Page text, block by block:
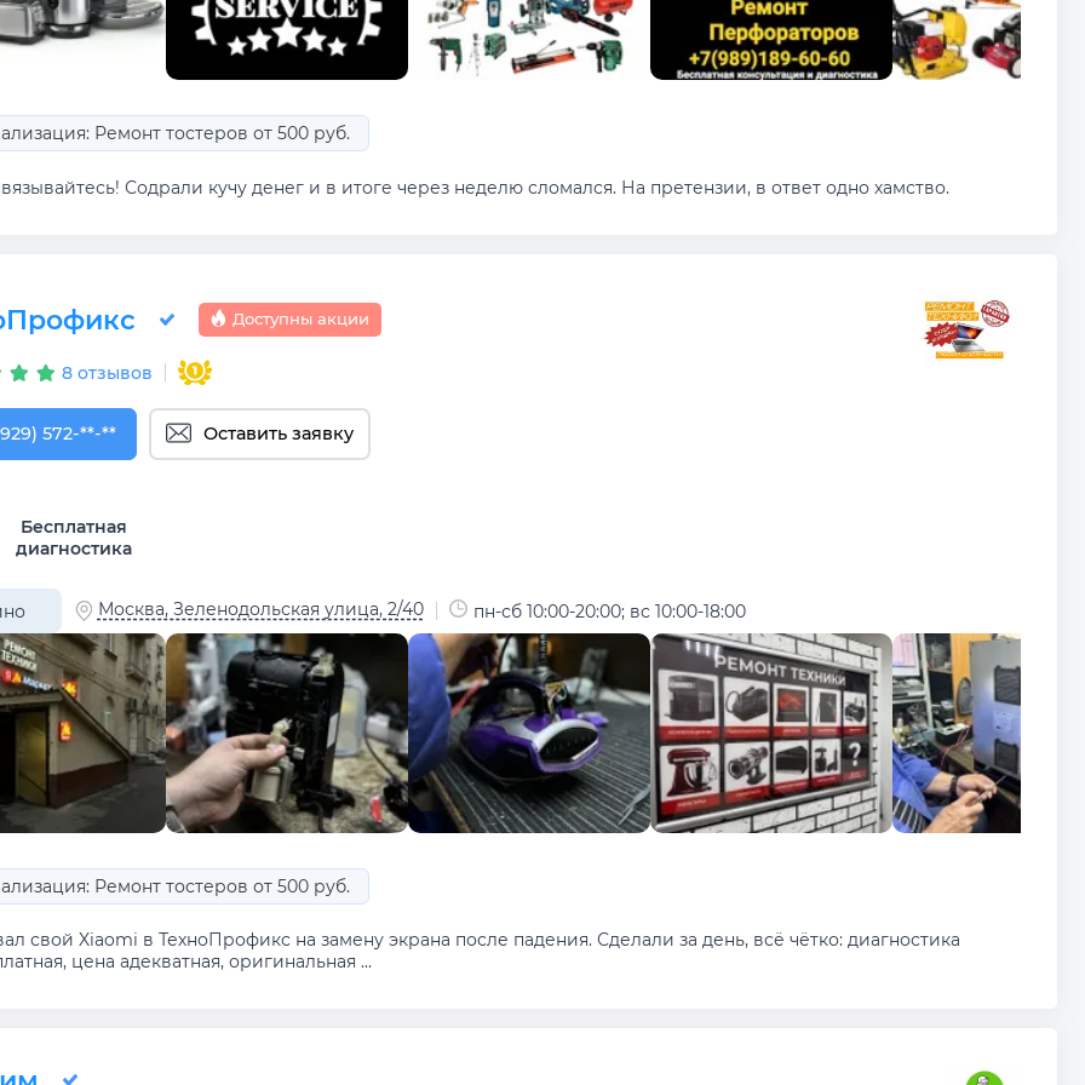
Ремонт тостеров от 500 руб.
Содрали кучу денег и в итоге через неделю сломался. На претензии, в ответ одно хамство.
Доступны акции
8 отзывов
572-29-54
572-**-** Оставить заявку
Бесплатная
диагностика
Москва, Зеленодольская улица, 2/40 пн-сб 10:00-20:00; вс 10:00-18:00
Ремонт тостеров от 500 руб.
свой Xiaomi в ТехноПрофикс на замену экрана после падения. Сделали за день, всё чётко: диагностика
цена адекватная, оригинальная ...